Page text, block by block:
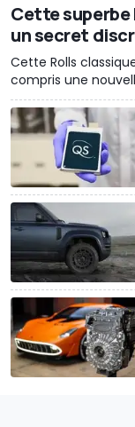
Cette
un secret
Cette Rolls
compris une